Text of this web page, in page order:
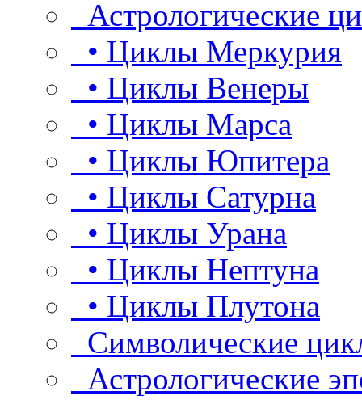
Астрологические
• Циклы Меркурия
• Циклы Венеры
• Циклы Марса
• Циклы Юпитера
• Циклы Сатурна
• Циклы Урана
• Циклы Нептуна
• Циклы Плутона
Символические
Астрологические